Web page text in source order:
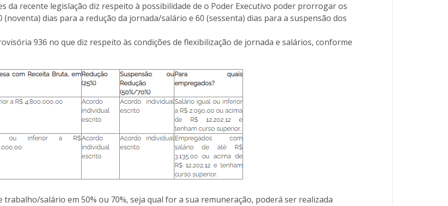
da recente legislação diz respeito à possibilidade de o Poder Executivo poder prorrogar os
dias para a redução da jornada/salário e 60 (sessenta) dias para a suspensão dos
936 no que diz respeito às condições de flexibilização de jornada e salários, conforme
trabalho/salário em 50% ou 70%, seja qual for a sua remuneração, poderá ser realizada